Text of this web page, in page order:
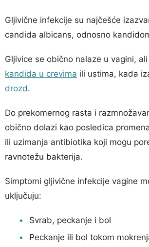
Gljivične infekcije su najčešće
candida albicans, odnosno
Gljivice se obično nalaze u vagini,
kandida u crevima ili ustima, kada
drozd.
Do prekomernog rasta i
obično dolazi kao posledica
ili uzimanja antibiotika koji mogu
ravnotežu bakterija.
Simptomi gljivične infekcije vagine
uključuju:
Svrab, peckanje i bol
Peckanje ili bol tokom